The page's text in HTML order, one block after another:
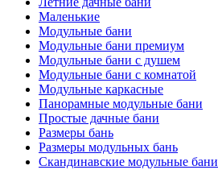
Маленькие
Модульные бани
Модульные бани премиум
Модульные бани с душем
Модульные бани с комнатой
Модульные каркасные
Панорамные модульные бани
Простые дачные бани
Размеры бань
Размеры модульных бань
Скандинавские модульные бани